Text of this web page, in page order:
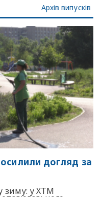
Архів випусків
догляд за
зиму: у ХТМ